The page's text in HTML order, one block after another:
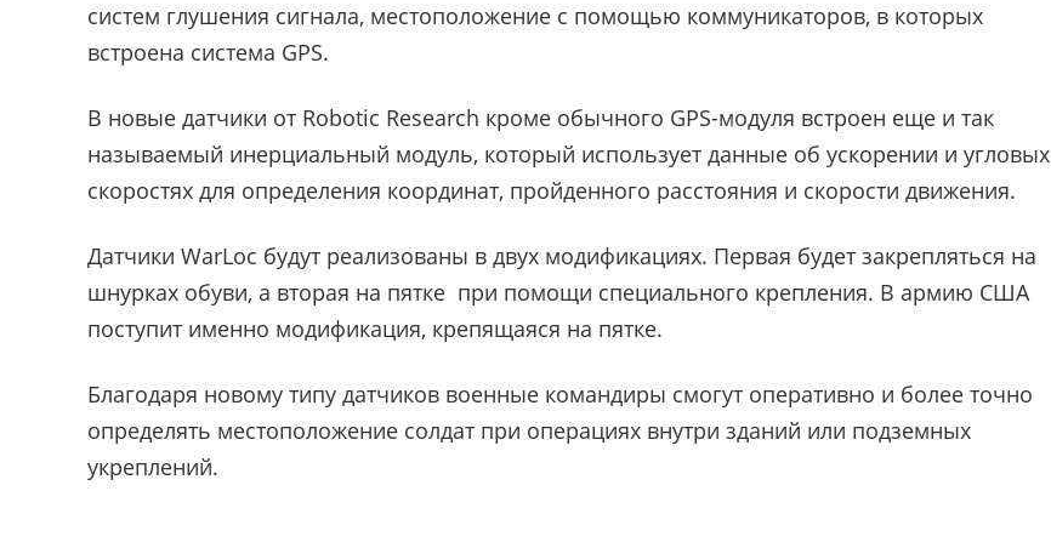
систем глушения сигнала, местоположение с помощью коммуникаторов, в которых
встроена система GPS.
В новые датчики от Robotic Research кроме обычного GPS-модуля встроен еще и так
называемый инерциальный модуль, который использует данные об ускорении и угловых
скоростях для определения координат, пройденного расстояния и скорости движения.
Датчики WarLoc будут реализованы в двух модификациях. Первая будет закрепляться на
шнурках обуви, а вторая на пятке при помощи специального крепления. В армию США
поступит именно модификация, крепящаяся на пятке.
Благодаря новому типу датчиков военные командиры смогут оперативно и более точно
определять местоположение солдат при операциях внутри зданий или подземных
укреплений.